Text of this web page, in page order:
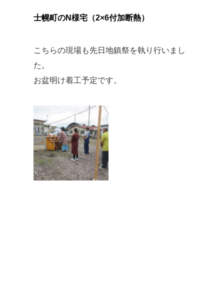
士幌町のN様宅（2×6付加断熱）
こちらの現場も先日地鎮祭を執り行いまし
た。
お盆明け着工予定です。